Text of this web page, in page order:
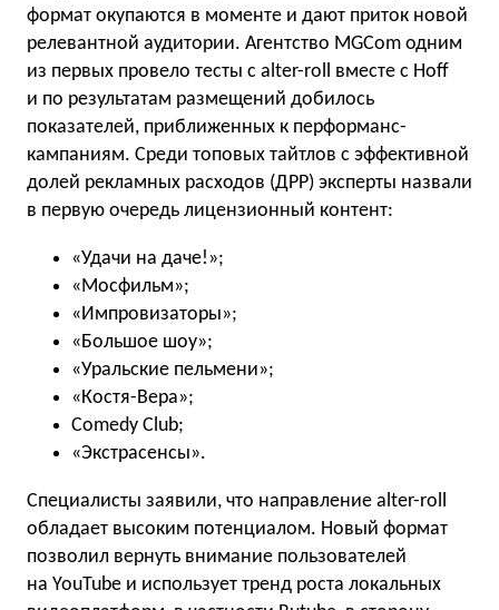
формат окупаются в моменте и дают приток новой
релевантной аудитории. Агентство MGCom одним
из первых провело тесты с alter-roll вместе с Hoff
и по результатам размещений добилось
показателей, приближенных к перформанс-
кампаниям. Среди топовых тайтлов с эффективной
долей рекламных расходов (ДРР) эксперты назвали
в первую очередь лицензионный контент:
«Удачи на даче!»;
«Мосфильм»;
«Импровизаторы»;
«Большое шоу»;
«Уральские пельмени»;
«Костя-Вера»;
Comedy Club;
«Экстрасенсы».
Специалисты заявили, что направление alter-roll
обладает высоким потенциалом. Новый формат
позволил вернуть внимание пользователей
на YouTube и использует тренд роста локальных